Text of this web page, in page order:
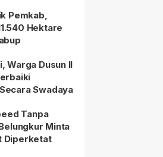
Pemkab,
Hektare
Warga Dusun II
Swadaya
Tanpa
Minta
Diperketat